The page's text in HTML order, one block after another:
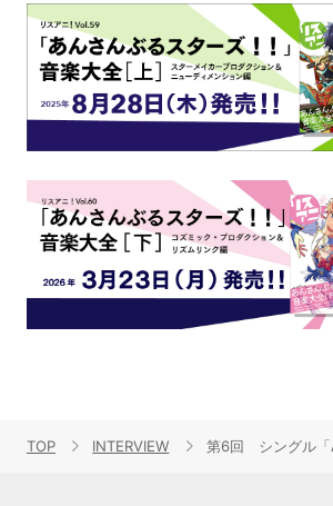
TOP INTERVIEW